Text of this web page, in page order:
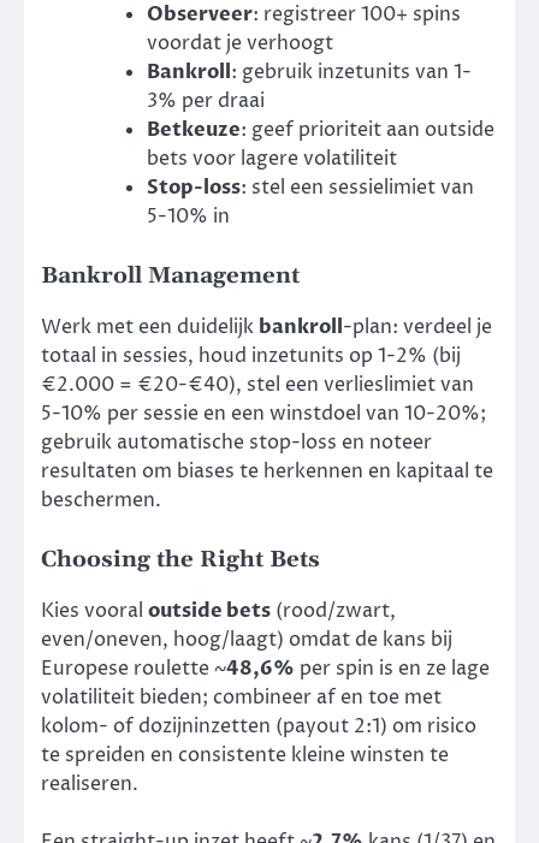
Observeer: registreer 100+ spins
voordat je verhoogt
Bankroll: gebruik inzetunits van 1-
3% per draai
Betkeuze: geef prioriteit aan outside
bets voor lagere volatiliteit
Stop-loss: stel een sessielimiet van
5-10% in
Bankroll Management
Werk met een duidelijk bankroll-plan: verdeel je
totaal in sessies, houd inzetunits op 1-2% (bij
€2.000 = €20-€40), stel een verlieslimiet van
5-10% per sessie en een winstdoel van 10-20%;
gebruik automatische stop-loss en noteer
resultaten om biases te herkennen en kapitaal te
beschermen.
Choosing the Right Bets
Kies vooral outside bets (rood/zwart,
even/oneven, hoog/laagt) omdat de kans bij
Europese roulette ~48,6% per spin is en ze lage
volatiliteit bieden; combineer af en toe met
kolom- of dozijninzetten (payout 2:1) om risico
te spreiden en consistente kleine winsten te
realiseren.